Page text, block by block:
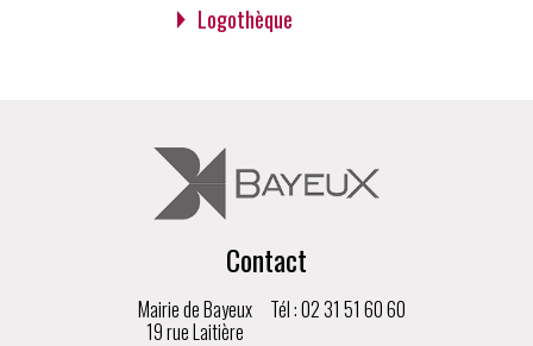
Logothèque
Contact
Mairie de Bayeux
19 rue Laitière
Tél : 02 31 51 60 60